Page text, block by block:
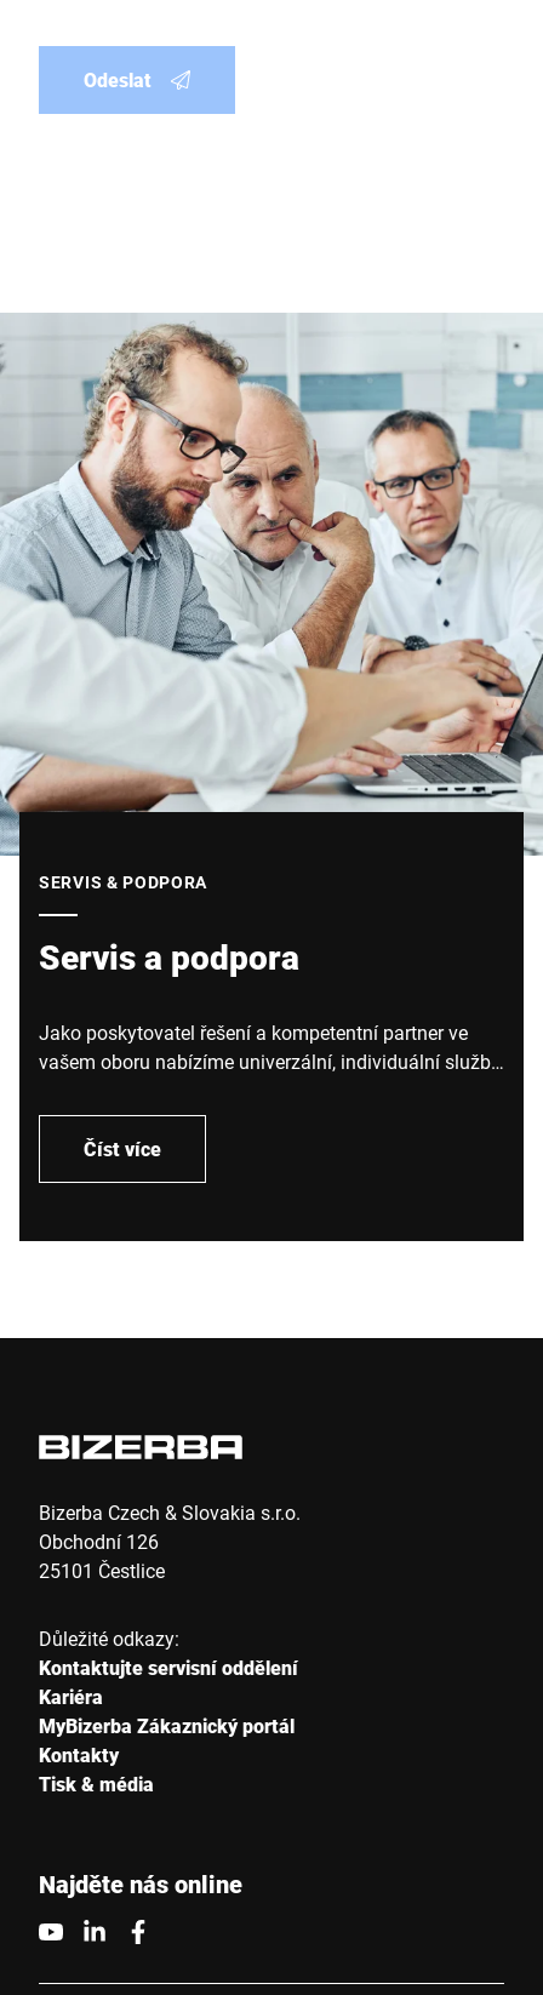
Odeslat
SERVIS & PODPORA
Servis a podpora
Jako poskytovatel řešení a kompetentní partner ve
vašem oboru nabízíme univerzální, individuální služby,
optimum ze své investice. Protože hardware, software,
servis a podporu nabízíme z jednoho místa, máte
pouze jednu kontaktní osobu a můžete se kdykoli
potřebujete.
Číst více
Bizerba Czech & Slovakia s.r.o.
Obchodní 126
25101 Čestlice
Důležité odkazy:
Kontaktujte servisní oddělení
Kariéra
MyBizerba Zákaznický portál
Kontakty
Tisk & média
Najděte nás online